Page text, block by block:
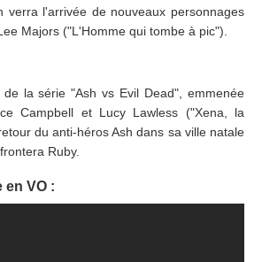
verra l'arrivée de nouveaux personnages
Majors ("L'Homme qui tombe à pic").
la série "Ash vs Evil Dead", emmenée
Campbell et Lucy Lawless ("Xena, la
du anti-héros Ash dans sa ville natale
Ruby.
en VO :